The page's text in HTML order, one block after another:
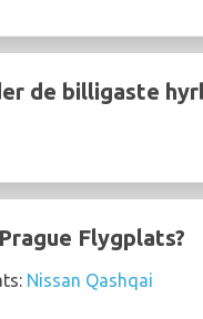
de billigaste
Flygplats?
Nissan Qashqai